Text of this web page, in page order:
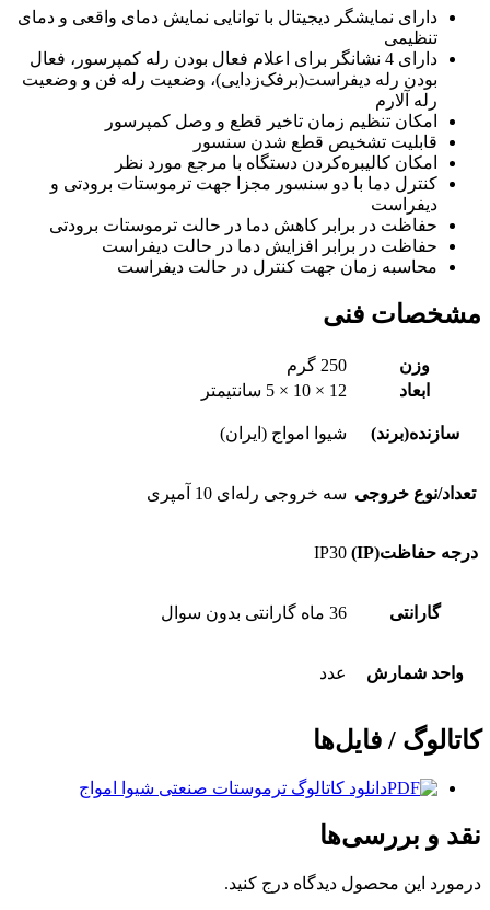
دارای نمایشگر دیجیتال با توانایی نمایش دمای واقعی و دمای
تنظیمی
دارای 4 نشانگر برای اعلام فعال بودن رله کمپرسور، فعال
بودن رله دیفراست(برفک‌زدایی)، وضعیت رله فن و وضعیت
رله آلارم
امکان تنظیم زمان تاخیر قطع و وصل کمپرسور
قابلیت تشخیص قطع شدن سنسور
امکان کالیبره‌‎کردن دستگاه با مرجع مورد نظر
کنترل دما با دو سنسور مجزا جهت ترموستات برودتی و
دیفراست
حفاظت در برابر کاهش دما در حالت ترموستات برودتی
حفاظت در برابر افزایش دما در حالت دیفراست
محاسبه زمان جهت کنترل در حالت دیفراست
مشخصات فنی
وزن
250 گرم
ابعاد
12 × 10 × 5 سانتیمتر
سازنده(برند) شیوا امواج (ایران)
تعداد/نوع خروجی سه خروجی رله‌ای 10 آمپری
درجه حفاظت(IP) IP30
گارانتی 36 ماه گارانتی بدون سوال
واحد شمارش عدد
کاتالوگ / فایل‌ها
دانلود کاتالوگ ترموستات صنعتی شیوا امواج
نقد و بررسی‌ها
درمورد این محصول دیدگاه درج کنید.